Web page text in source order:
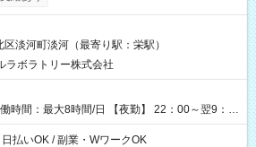
円×8時間×12回
給与に、本採用時と異なる部分があります。 雇
と同じです。 給与：時給 1,550円以上
淡河町淡河（最寄り駅：栄駅）
ラボラトリー株式会社
時間：最大8時間/日 【夜勤】 22：00～翌9：
翌8時 ■24時から翌9時 など ※上記の時間
払いOK / 副業・WワークOK